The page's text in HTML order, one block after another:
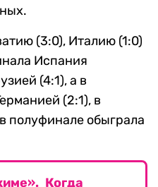
(3:0), Италию (1:0)
Испания
(4:1), а в
(2:1), в
полуфинале обыграла
Когда